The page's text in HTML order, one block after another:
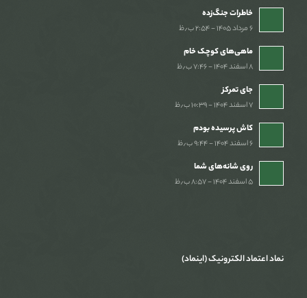
خاطرات جنگ‌‌زده
۶ مرداد ۱۴۰۵ - ۲:۵۴ ب٫ظ
ماهی‌های کوچک خام
۸ اسفند ۱۴۰۴ - ۷:۴۶ ب٫ظ
جای تمرکز
۷ اسفند ۱۴۰۴ - ۱۰:۳۹ ب٫ظ
کاش پرسیده بودم
۶ اسفند ۱۴۰۴ - ۹:۴۴ ب٫ظ
روی شانه‌های شما
۵ اسفند ۱۴۰۴ - ۸:۵۷ ب٫ظ
نماد اعتماد الکترونیک (اینماد)